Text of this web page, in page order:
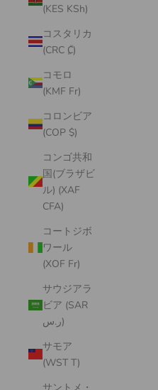
(KES KSh)
コスタリカ
(CRC ₡)
コモロ
(KMF Fr)
コロンビア
(COP $)
コンゴ共和
国(ブラザビ
ル) (XAF
CFA)
コートジボ
ワール
(XOF Fr)
サウジアラ
ビア (SAR
ر.س)
サモア
(WST T)